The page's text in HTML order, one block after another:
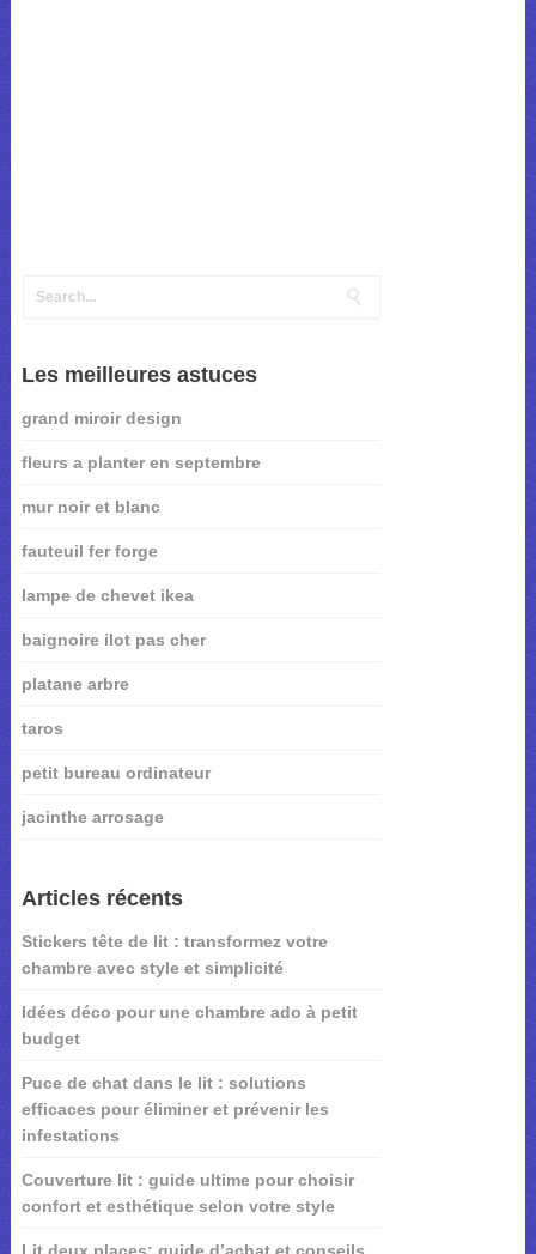
Les meilleures astuces
grand miroir design
fleurs a planter en septembre
mur noir et blanc
fauteuil fer forge
lampe de chevet ikea
baignoire ilot pas cher
platane arbre
taros
petit bureau ordinateur
jacinthe arrosage
Articles récents
Stickers tête de lit : transformez votre
chambre avec style et simplicité
Idées déco pour une chambre ado à petit
budget
Puce de chat dans le lit : solutions
efficaces pour éliminer et prévenir les
infestations
Couverture lit : guide ultime pour choisir
confort et esthétique selon votre style
Lit deux places: guide d’achat et conseils